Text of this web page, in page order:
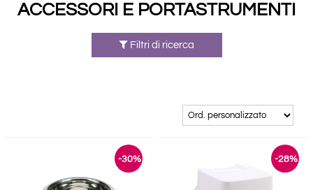
ACCESSORI E PORTASTRUMENTI
Filtri di ricerca
-30% -28%